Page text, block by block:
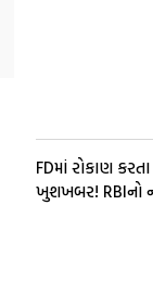
FDમાં રોકાણ
ખુશખબર! RBIનો